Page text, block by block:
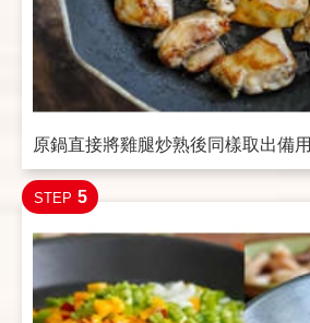
原鍋直接將雞腿炒熟後同樣取出備用
STEP 5